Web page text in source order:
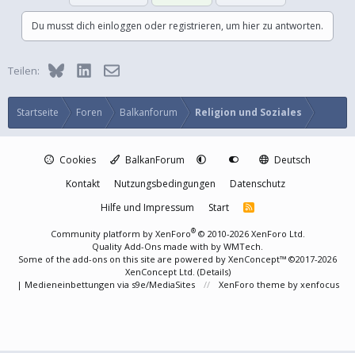
Du musst dich einloggen oder registrieren, um hier zu antworten.
Teilen: BlueskyLinkedInE-Mail
Startseite Foren Balkanforum Religion und Soziales
Cookies BalkanForum
Deutsch
Kontakt
Nutzungsbedingungen
Datenschutz
Hilfe und Impressum
Start
R
Community platform by XenForo® © 2010-2026 XenForo Ltd.
Quality Add-Ons made with by WMTech
Some of the add-ons on this site are powered by XenConcept™ ©2017-2026
XenConcept Ltd. (Details)
| Medieneinbettungen via s9e/MediaSites XenForo theme by xenfocus